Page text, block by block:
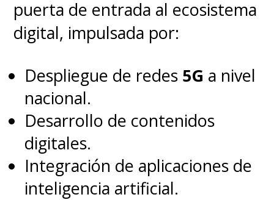
puerta de entrada al ecosistema
digital, impulsada por:
Despliegue de redes 5G a nivel
nacional.
Desarrollo de contenidos
digitales.
Integración de aplicaciones de
inteligencia artificial.